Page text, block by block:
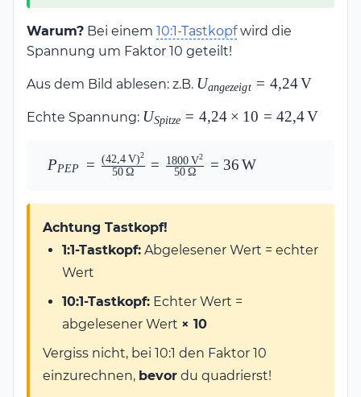
Warum? Bei einem 10:1-Tastkopfwird die
Spannung um Faktor 10 geteilt!
Aus dem Bild ablesen: z.B. U_{angezeigt}
4{,}24\,\text{V}
Uangezeigt = 4,24V
Echte Spannung: U_{Spitze} =
=
42{,}4\,\text{V}
USpitze = 4,24 × 10 = 42,4V
P_{PEP} =
\frac{(42{,}4\,\text{V})^2}
{50\,\Omega} =
36\,\text{W}
PPEP = 50 Ω
(42 4 V)2
= 50 Ω
1800 V2 = 36 W
Achtung Tastkopf!
1:1-Tastkopf: Abgelesener Wert = echter
Wert
10:1-Tastkopf: Echter Wert =
abgelesener Wert × 10
Vergiss nicht, bei 10:1 den Faktor 10
einzurechnen, bevor du quadrierst!